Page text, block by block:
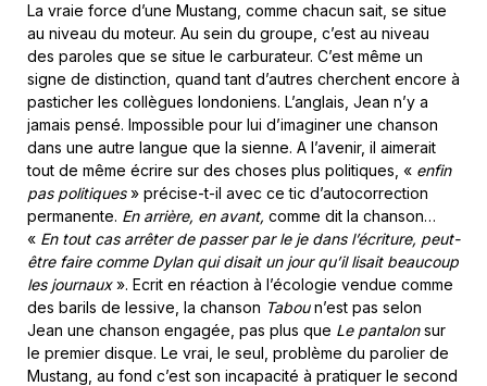
La vraie force d’une Mustang, comme chacun sait, se situe
au niveau du moteur. Au sein du groupe, c’est au niveau
des paroles que se situe le carburateur. C’est même un
signe de distinction, quand tant d’autres cherchent encore à
pasticher les collègues londoniens. L’anglais, Jean n’y a
jamais pensé. Impossible pour lui d’imaginer une chanson
dans une autre langue que la sienne. A l’avenir, il aimerait
tout de même écrire sur des choses plus politiques, « enfin
pas politiques» précise-t-il avec ce tic d’autocorrection
permanente. En arrière, en avant, comme dit la chanson…
« En tout cas arrêter de passer par le je dans l’écriture, peut-
être faire comme Dylan qui disait un jour qu’il lisait beaucoup
les journaux». Ecrit en réaction à l’écologie vendue comme
des barils de lessive, la chanson Taboun’est pas selon
Jean une chanson engagée, pas plus que Le pantalonsur
le premier disque. Le vrai, le seul, problème du parolier de
Mustang, au fond c’est son incapacité à pratiquer le second